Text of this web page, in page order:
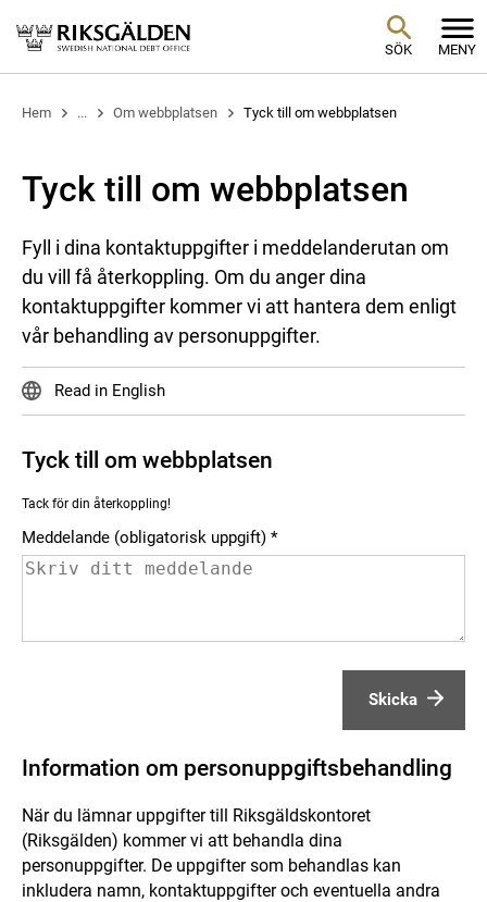
SÖK MENY
Hem ... Om webbplatsen Tyck till om webbplatsen
Tyck till om webbplatsen
Fyll i dina kontaktuppgifter i meddelanderutan om
du vill få återkoppling. Om du anger dina
kontaktuppgifter kommer vi att hantera dem enligt
vår behandling av personuppgifter.
Read in English
Tyck till om webbplatsen
Tack för din återkoppling!
Meddelande (obligatorisk uppgift)
Skicka
Information om personuppgiftsbehandling
När du lämnar uppgifter till Riksgäldskontoret
(Riksgälden) kommer vi att behandla dina
personuppgifter. De uppgifter som behandlas kan
inkludera namn, kontaktuppgifter och eventuella andra